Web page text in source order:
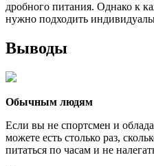
дробного питания. Однако к
нужно подходить
Выводы
Обычным людям
Если вы не спортсмен и
можете есть столько раз,
питаться по часам и не